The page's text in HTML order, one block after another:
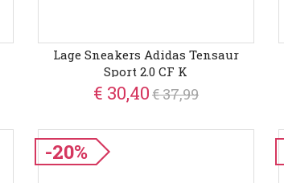
Lage Sneakers Adidas Tensaur
Sport 2.0 CF K
€ 30,40€ 37,99
-20%